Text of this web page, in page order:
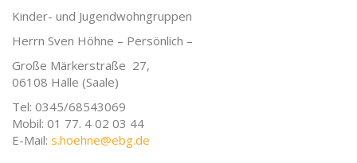
Kinder- und Jugendwohngruppen
Herrn Sven Höhne – Persönlich –
Große Märkerstraße 27,
06108 Halle (Saale)
Tel: 0345/68543069
Mobil: 01 77. 4 02 03 44
E-Mail: s.hoehne@ebg.de